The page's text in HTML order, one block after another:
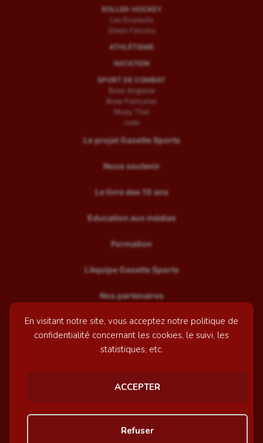
En visitant notre site, vous acceptez notre politique de
confidentialité concernant les cookies, le suivi, les
statistiques, etc.
ACCEPTER
Refuser
ROLLER-HOCKEY
Les Ecureuils
Green Falcons
ATHLÉTISME
NATATION
SPORT DE COMBAT
Boxe Anglaise
Boxe Française
Muay Thaï
Judo
Le projet Gazette Sports
Nous soutenir
Le livre des 10 ans
Education aux médias
Formation
L’équipe Gazette Sports
Nos partenaires
Recrutement
Mentions légales
© GazetteSports - 2026 | Site internet réalisé par
Awelty